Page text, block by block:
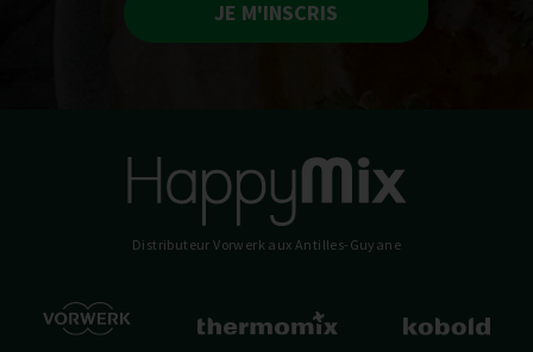
JE M'INSCRIS
Distributeur Vorwerk aux Antilles-Guyane